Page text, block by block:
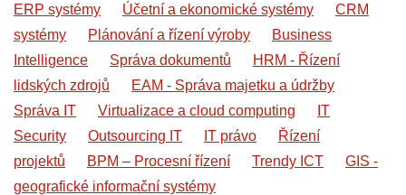
ERP systémy
Účetní a ekonomické systémy
CRM
systémy
Plánování a řízení výroby
Business
Intelligence
Správa dokumentů
HRM - Řízení
lidských zdrojů
EAM - Správa majetku a údržby
Správa IT
Virtualizace a cloud computing
IT
Security
Outsourcing IT IT právo
Řízení
projektů
BPM – Procesní řízení Trendy ICT
GIS -
geografické informační systémy